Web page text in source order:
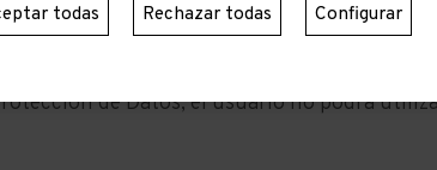
contacto, el usuario deberá prestar su
de conformidad con la presente Política
de Datos, el usuario no podrá
todas Rechazar todas Configurar